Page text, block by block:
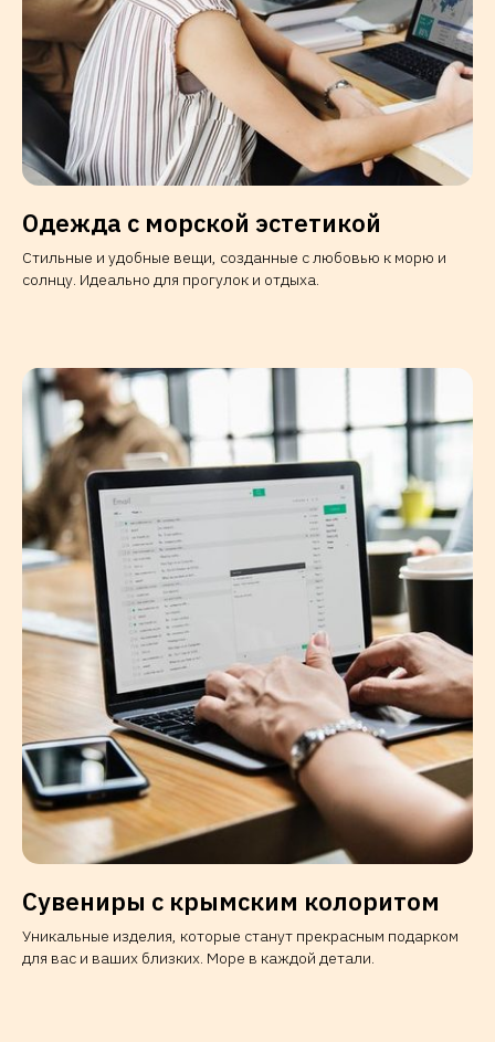
Одежда с морской эстетикой
Стильные и удобные вещи, созданные с любовью к морю и
солнцу. Идеально для прогулок и отдыха.
Сувениры с крымским колоритом
Уникальные изделия, которые станут прекрасным подарком
для вас и ваших близких. Море в каждой детали.